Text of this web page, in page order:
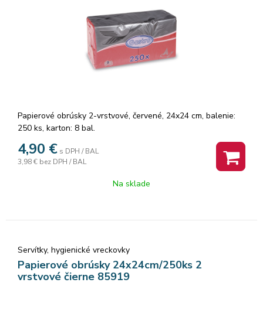
Papierové obrúsky 2-vrstvové, červené, 24x24 cm, balenie:
250 ks, karton: 8 bal.
4,90 € s DPH / BAL
3,98 € bez DPH / BAL
Na sklade
Servítky, hygienické vreckovky
Papierové obrúsky 24x24cm/250ks 2
vrstvové čierne 85919